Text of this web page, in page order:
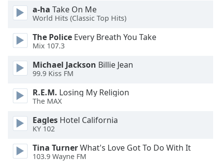
dialog
window.
Escape
cancel
and
close
Text
Color
a-ha Take On Me
World Hits (Classic Top Hits)
The Police Every Breath You Take
Mix 107.3
Michael Jackson Billie Jean
99.9 Kiss FM
R.E.M. Losing My Religion
The MAX
Eagles Hotel California
KY 102
Tina TurnerWhat's Love Got To Do With It
103.9 Wayne FM